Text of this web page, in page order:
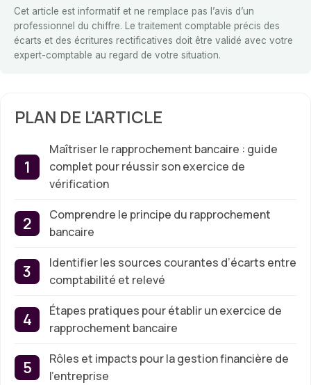
Cet article est informatif et ne remplace pas l’avis d’un
professionnel du chiffre. Le traitement comptable précis des
écarts et des écritures rectificatives doit être validé avec votre
expert-comptable au regard de votre situation.
PLAN DE L'ARTICLE
Maîtriser le rapprochement bancaire : guide
complet pour réussir son exercice de
vérification
Comprendre le principe du rapprochement
bancaire
Identifier les sources courantes d’écarts entre
comptabilité et relevé
Étapes pratiques pour établir un exercice de
rapprochement bancaire
Rôles et impacts pour la gestion financière de
l’entreprise